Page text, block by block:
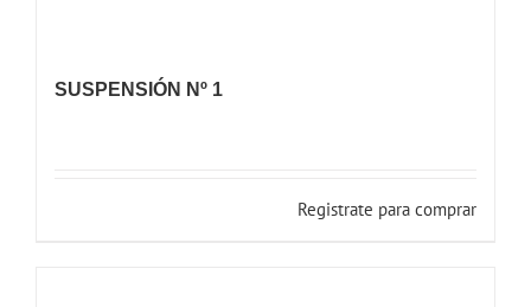
SUSPENSIÓN Nº 1
Registrate para comprar